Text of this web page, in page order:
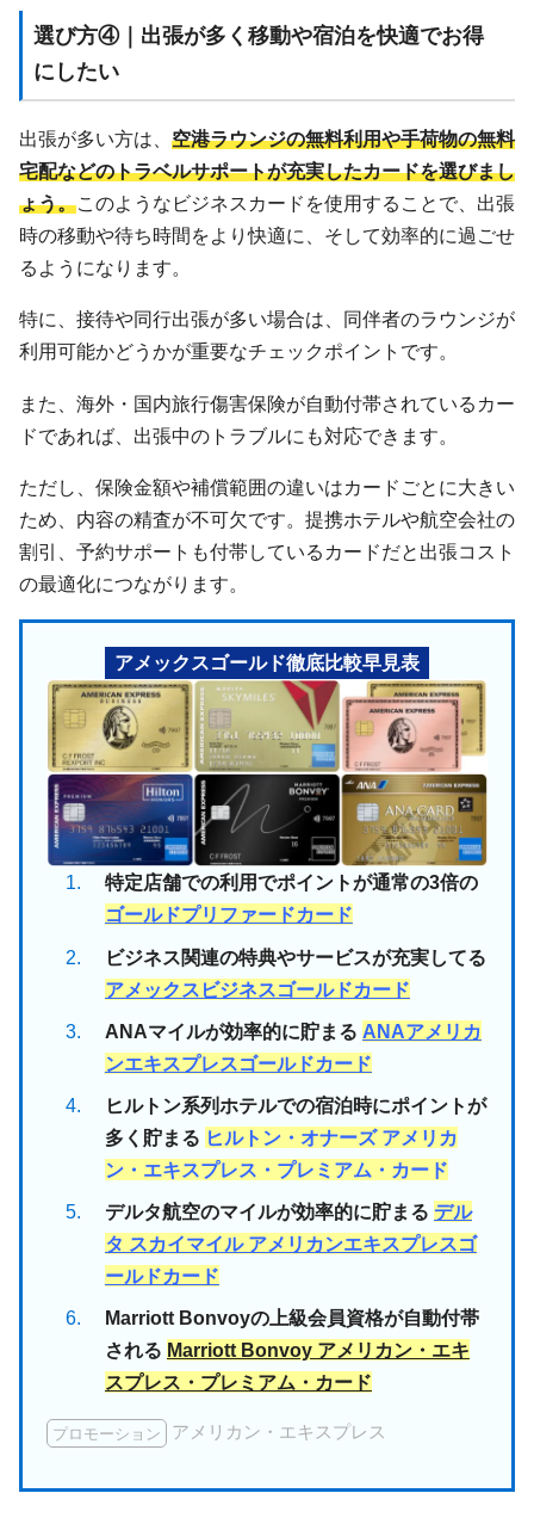
選び方④｜出張が多く移動や宿泊を快適でお得
にしたい
出張が多い方は、 空港ラウンジの無料利用や手荷物の無料
宅配などのトラベルサポートが充実したカードを選びまし
ょう。このようなビジネスカードを使用することで、出張
時の移動や待ち時間をより快適に、そして効率的に過ごせ
るようになります。
特に、接待や同行出張が多い場合は、同伴者のラウンジが
利用可能かどうかが重要なチェックポイントです。
また、海外・国内旅行傷害保険が自動付帯されているカー
ドであれば、出張中のトラブルにも対応できます。
ただし、保険金額や補償範囲の違いはカードごとに大きい
ため、内容の精査が不可欠です。提携ホテルや航空会社の
割引、予約サポートも付帯しているカードだと出張コスト
の最適化につながります。
アメックスゴールド徹底比較早見表
特定店舗での利用でポイントが通常の3倍の
ゴールドプリファードカード
ビジネス関連の特典やサービスが充実してる
アメックスビジネスゴールドカード
ANAマイルが効率的に貯まる ANAアメリカ
ンエキスプレスゴールドカード
ヒルトン系列ホテルでの宿泊時にポイントが
多く貯まる ヒルトン・オナーズ アメリカ
ン・エキスプレス・プレミアム・カード
デルタ航空のマイルが効率的に貯まる デル
タ スカイマイル アメリカンエキスプレスゴ
ールドカード
Marriott Bonvoyの上級会員資格が自動付帯
される Marriott Bonvoy アメリカン・エキ
スプレス・プレミアム・カード
プロモーション アメリカン・エキスプレス